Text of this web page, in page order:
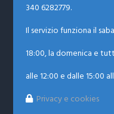
340 6282779.
Il servizio funziona il
18:00, la domenica e
alle 12:00 e dalle 15:00
Privacy e cookies